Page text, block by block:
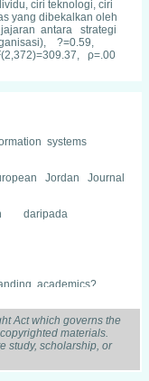
ciri teknologi, ciri
yang dibekalkan oleh
antara strategi
?=0.59,
ρ=.00
systems
Jordan Journal
daripada
academics?
Journal of Advanced
Act which governs the
materials.
study, scholarship, or